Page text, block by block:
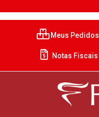
Meus Pedidos
Notas Fiscais